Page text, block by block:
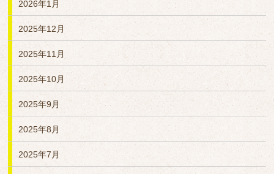
2026年1月
2025年12月
2025年11月
2025年10月
2025年9月
2025年8月
2025年7月